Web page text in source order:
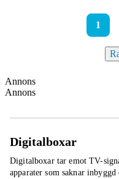
1
Annons
Annons
Digitalboxar
Digitalboxar tar emot TV-
apparater som saknar